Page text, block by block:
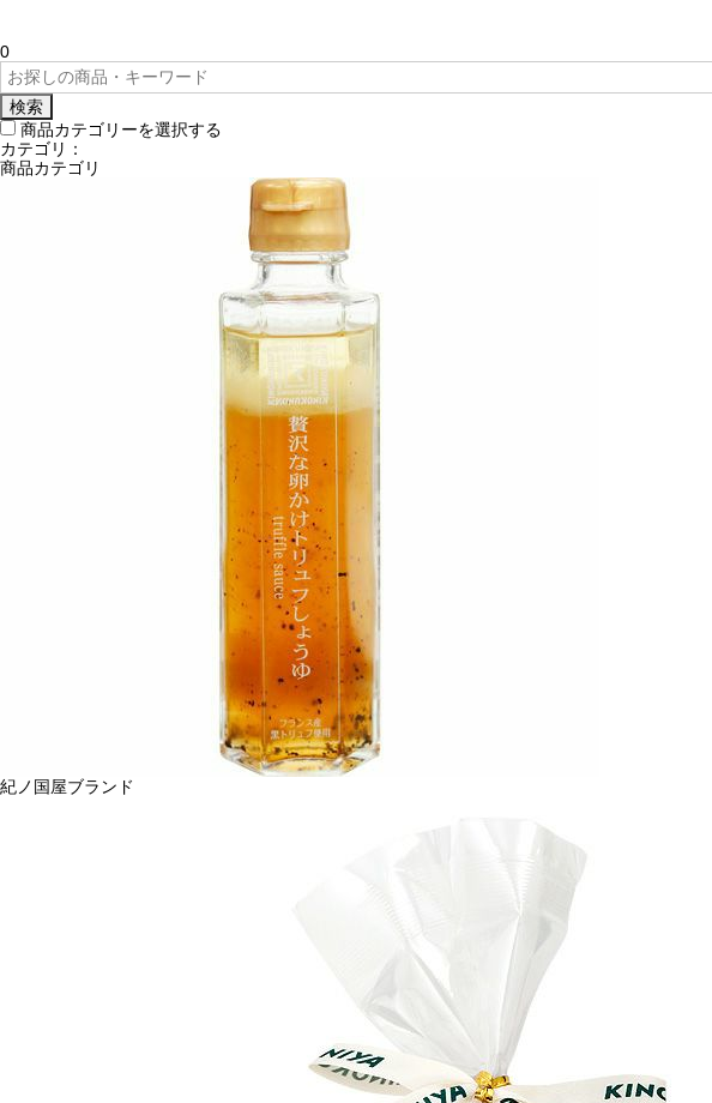
0
検索
商品カテゴリーを選択する
カテゴリ：
商品カテゴリ
紀ノ国屋ブランド